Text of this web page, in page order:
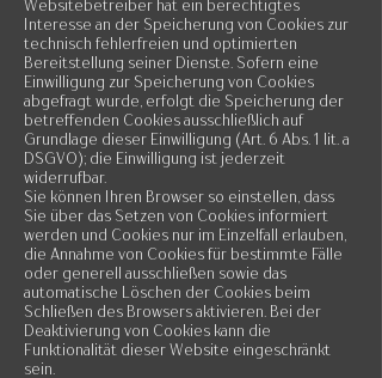
Websitebetreiber hat ein berechtigtes
Interesse an der Speicherung von Cookies zur
technisch fehlerfreien und optimierten
Bereitstellung seiner Dienste. Sofern eine
Einwilligung zur Speicherung von Cookies
abgefragt wurde, erfolgt die Speicherung der
betreffenden Cookies ausschließlich auf
Grundlage dieser Einwilligung (Art. 6 Abs. 1 lit. a
DSGVO); die Einwilligung ist jederzeit
widerrufbar.
Sie können Ihren Browser so einstellen, dass
Sie über das Setzen von Cookies informiert
werden und Cookies nur im Einzelfall erlauben,
die Annahme von Cookies für bestimmte Fälle
oder generell ausschließen sowie das
automatische Löschen der Cookies beim
Schließen des Browsers aktivieren. Bei der
Deaktivierung von Cookies kann die
Funktionalität dieser Website eingeschränkt
sein.